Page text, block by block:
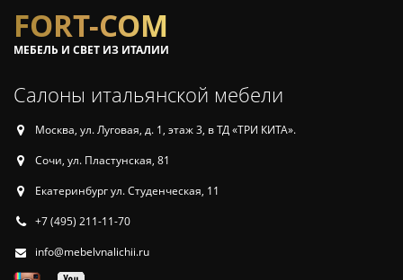
FORT-COM
МЕБЕЛЬ И СВЕТ ИЗ ИТАЛИИ
Салоны итальянской мебели
Москва, ул. Луговая, д. 1, этаж 3, в ТД «ТРИ КИТА».
Сочи, ул. Пластунская, 81
Екатеринбург ул. Студенческая, 11
+7 (495) 211-11-70
info@mebelvnalichii.ru